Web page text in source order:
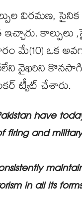
విరమణ,
ఇచ్చారు.
మే(10) ఒక
వైఖరిని
ట్వీట్ చేశారు.
have
firing and
in all its